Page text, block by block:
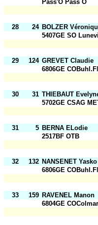
Pass'O Pass O
28
24 BOLZER
5407GE SO
29
124 GREVET Claudie
6806GE
30
31 THIEBAUT
5702GE CSAG
31
5 BERNA ELodie
2517BF OTB
32
132 NANSENET Yasko
6806GE
33
159 RAVENEL Manon
6804GE COColmar